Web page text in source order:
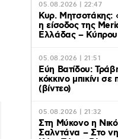
05.08.2026 | 22:47
Κυρ. Μητσοτάκης:
η είσοδος της
Ελλάδας – Κύπρου
05.08.2026 | 21:51
Εύη Βατίδου:
κόκκινο μπικίνι
(βίντεο)
05.08.2026 | 21:32
Στη Μύκονο η
Σαλντάνα – Στο